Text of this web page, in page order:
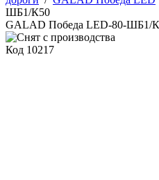
ШБ1/К50
GALAD Победа LED-80-ШБ1/
Код 10217